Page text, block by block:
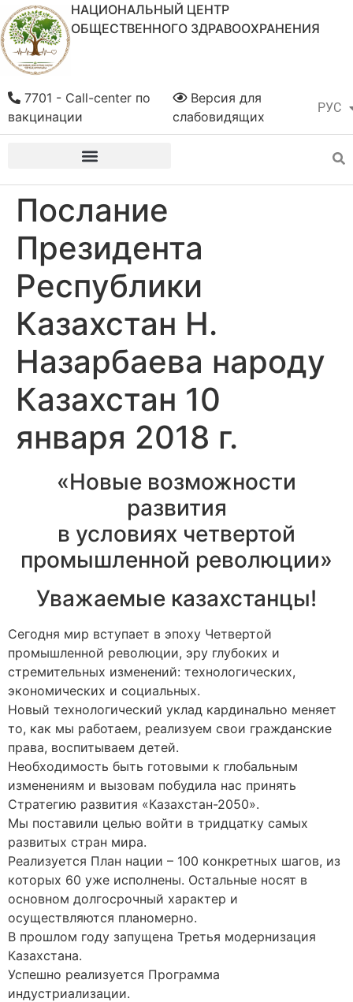
НАЦИОНАЛЬНЫЙ ЦЕНТР
ОБЩЕСТВЕННОГО ЗДРАВООХРАНЕНИЯ
РУС
ҚАЗ
Версия для
слабовидящих
7701 - Call-center по
вакцинации
Послание
Президента
Республики
Казахстан Н.
Назарбаева народу
Казахстан 10
января 2018 г.
«Новые возможности
развития
в условиях четвертой
промышленной революции»
Уважаемые казахстанцы!
Сегодня мир вступает в эпоху Четвертой
промышленной революции, эру глубоких и
стремительных изменений: технологических,
экономических и социальных.
Новый технологический уклад кардинально меняет
то, как мы работаем, реализуем свои гражданские
права, воспитываем детей.
Необходимость быть готовыми к глобальным
изменениям и вызовам побудила нас принять
Стратегию развития «Казахстан-2050».
Мы поставили целью войти в тридцатку самых
развитых стран мира.
Реализуется План нации – 100 конкретных шагов, из
которых 60 уже исполнены. Остальные носят в
основном долгосрочный характер и
осуществляются планомерно.
В прошлом году запущена Третья модернизация
Казахстана.
Успешно реализуется Программа
индустриализации.